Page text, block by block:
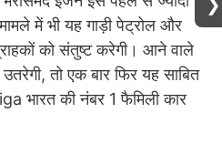
में भी यह गाड़ी पेट्रोल और
को संतुष्ट करेगी। आने वाले
तो एक बार फिर यह साबित
भारत की नंबर 1 फैमिली कार
❯